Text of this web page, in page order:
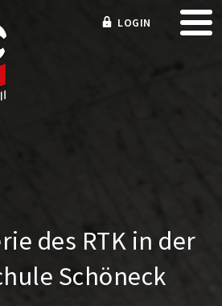
LOGIN
des RTK in der
Schöneck